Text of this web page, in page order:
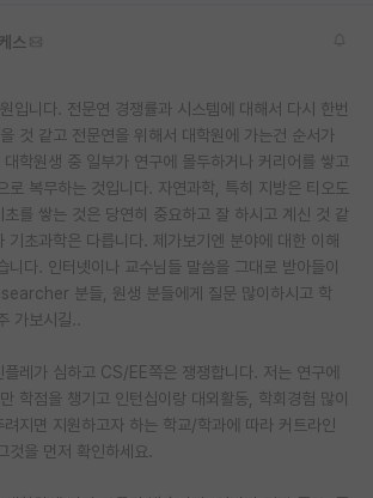
스
입니다. 전문연 경쟁률과 시스템에 대해서 다시 한번
것 같고 전문연을 위해서 대학원에 가는건 순서가
학원생 중 일부가 연구에 몰두하거나 커리어를 쌓고
로 복무하는 것입니다. 자연과학, 특히 지방은 티오도
를 쌓는 것은 당연히 중요하고 잘 하시고 계신 것 같
기초과학은 다릅니다. 제가보기엔 분야에 대한 이해
니다. 인터넷이나 교수님들 말씀을 그대로 받아들이
분들, 원생 분들에게 질문 많이하시고 학
가보시길..
레가 심하고 CS/EE쪽은 쟁쟁합니다. 저는 연구에
학점을 챙기고 인턴십이랑 대외활동, 학회경험 많이
려지면 지원하고자 하는 학교/학과에 따라 커트라인
것을 먼저 확인하세요.